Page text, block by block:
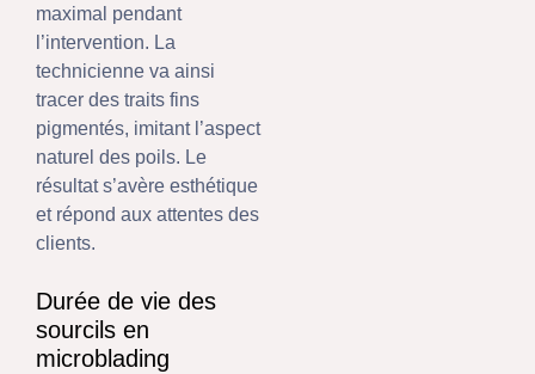
maximal pendant
l’intervention. La
technicienne va ainsi
tracer des traits fins
pigmentés, imitant l’aspect
naturel des poils. Le
résultat s’avère esthétique
et répond aux attentes des
clients.
Durée de vie des
sourcils en
microblading